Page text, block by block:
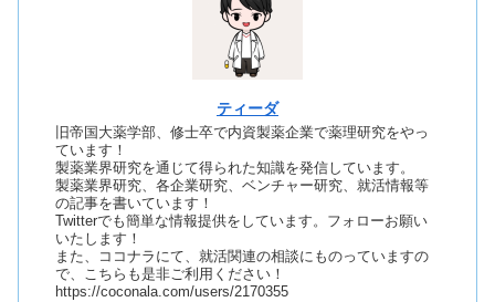
ティーダ
旧帝国大薬学部、修士卒で内資製薬企業で薬理研究をやっ
ています！
製薬業界研究を通じて得られた知識を発信しています。
製薬業界研究、各企業研究、ベンチャー研究、就活情報等
の記事を書いています！
Twitterでも簡単な情報提供をしています。フォローお願い
いたします！
また、ココナラにて、就活関連の相談にものっていますの
で、こちらも是非ご利用ください！
https://coconala.com/users/2170355